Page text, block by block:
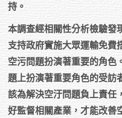
持。
本調查經相關性分析檢驗發
支持政府實施大眾運輸免費
空污問題扮演著重要的角色
題上扮演著重要角色的受訪
該為解決空汙問題負上責任
好監督相關產業，才能改善